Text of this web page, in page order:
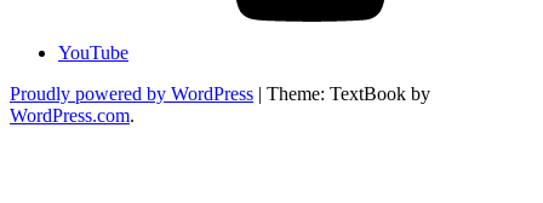
YouTube
Proudly powered by WordPress | Theme: TextBook by
WordPress.com.